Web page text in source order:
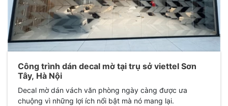
Công trình dán decal mờ tại trụ sở viettel Sơn
Tây, Hà Nội
Decal mờ dán vách văn phòng ngày càng được ưa
chuộng vì những lợi ích nổi bật mà nó mang lại.